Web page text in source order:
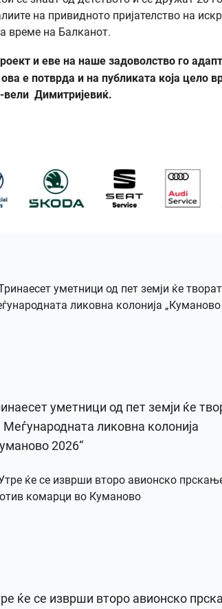
на привидното пријателство на
време на Балканот.
и еве на наше задоволство го
е потврда и на публиката која цело
вели Димитријевиќ.
уметници од пет земји ќе
Меѓународната ликовна колонија
2026“
ќе се изврши второ авионско